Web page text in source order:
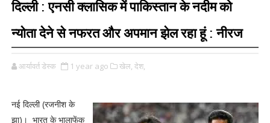
दिल्ली : एनसी क्लासिक में पाकिस्तान के नदीम को
न्योता देने से नफरत और अपमान झेल रहा हूं : नीरज
आर्यावर्त डेस्क 1 year ago खेल, देश,
नई दिल्ली (रजनीश के
झा)। भारत के भालाफेंक